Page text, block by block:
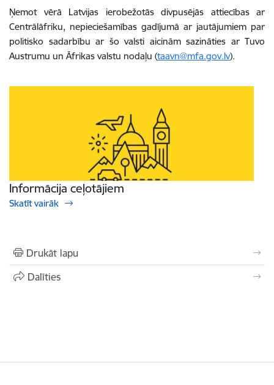
Ņemot vērā Latvijas ierobežotās divpusējās attiecības ar
Centrālāfriku, nepieciešamības gadījumā ar jautājumiem par
politisko sadarbību ar šo valsti aicinām sazināties ar Tuvo
Austrumu un Āfrikas valstu nodaļu (taavn@mfa.gov.lv).
Informācija ceļotājiem
Skatīt vairāk
Drukāt lapu
Dalīties